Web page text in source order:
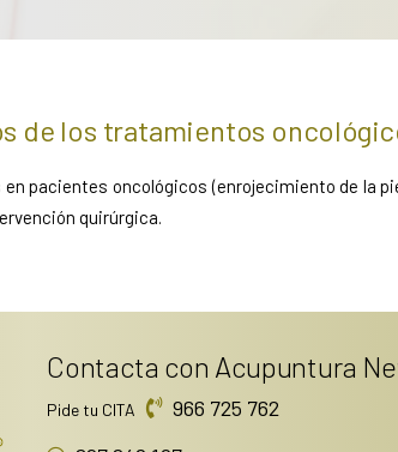
de los tratamientos
en pacientes oncológicos (enrojecimiento de la
quirúrgica.
Contacta con Acupuntura
Pide tu CITA
966 725 762